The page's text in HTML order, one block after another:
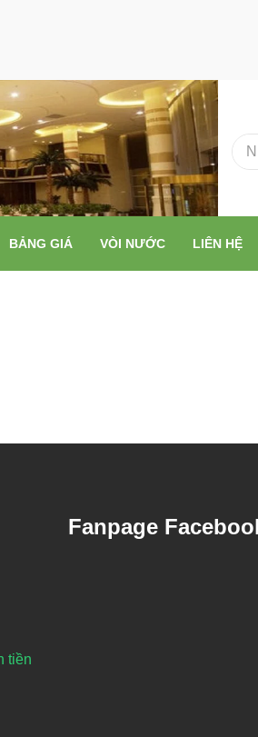
BẢNG GIÁ VÒI NƯỚC LIÊN HỆ
tiền
Fanpage